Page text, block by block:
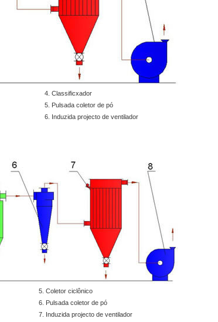
4. Classificxador
5. Pulsada coletor de pó
6. Induzida projecto de ventilador
5. Coletor ciclônico
6. Pulsada coletor de pó
7. Induzida projecto de ventilador